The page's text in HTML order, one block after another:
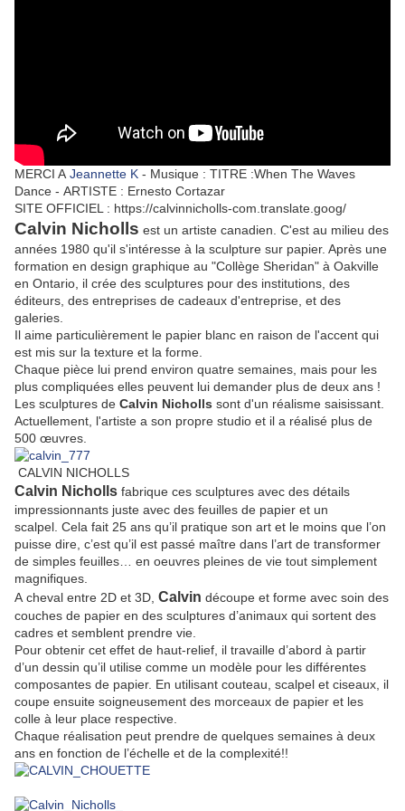
MERCI A Jeannette K - Musique : TITRE :When The Waves
Dance - ARTISTE : Ernesto Cortazar
SITE OFFICIEL : https://calvinnicholls-com.translate.goog/
Calvin Nicholls est un artiste canadien. C'est au milieu des
années 1980 qu'il s'intéresse à la sculpture sur papier. Après une
formation en design graphique au "Collège Sheridan" à Oakville
en Ontario, il crée des sculptures pour des institutions, des
éditeurs, des entreprises de cadeaux d'entreprise, et des
galeries.
Il aime particulièrement le papier blanc en raison de l'accent qui
est mis sur la texture et la forme.
Chaque pièce lui prend environ quatre semaines, mais pour les
plus compliquées elles peuvent lui demander plus de deux ans !
Les sculptures de Calvin Nicholls sont d'un réalisme saisissant.
Actuellement, l'artiste a son propre studio et il a réalisé plus de
500 œuvres.
CALVIN NICHOLLS
Calvin Nicholls fabrique ces sculptures avec des détails
impressionnants juste avec des feuilles de papier et un
scalpel. Cela fait 25 ans qu’il pratique son art et le moins que l’on
puisse dire, c’est qu’il est passé maître dans l’art de transformer
de simples feuilles… en oeuvres pleines de vie tout simplement
magnifiques.
A cheval entre 2D et 3D, Calvin découpe et forme avec soin des
couches de papier en des sculptures d’animaux qui sortent des
cadres et semblent prendre vie.
Pour obtenir cet effet de haut-relief, il travaille d’abord à partir
d’un dessin qu’il utilise comme un modèle pour les différentes
composantes de papier. En utilisant couteau, scalpel et ciseaux, il
coupe ensuite soigneusement des morceaux de papier et les
colle à leur place respective.
Chaque réalisation peut prendre de quelques semaines à deux
ans en fonction de l’échelle et de la complexité!!